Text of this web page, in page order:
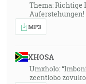
Thema: Richtige
Auferstehungen!
MP3
XHOSA
Umxholo:
zeentlobo